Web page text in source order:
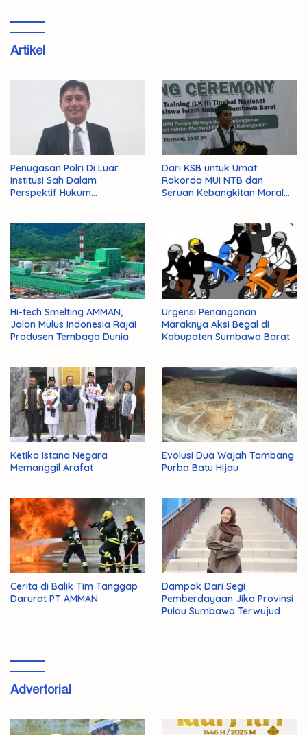
Artikel
Penugasan Polri Di Luar
Institusi Sah Dalam
Perspektif Hukum
Dari KSB untuk Umat:
Rakorda MUI NTB dan
Seruan Kebangkitan Moral
Hi-tech Smelting AMMAN,
Jalan Mulus Indonesia Rajai
Produsen Tembaga Dunia
Urgensi Penanganan
Maraknya Aksi Begal di
Kabupaten Sumbawa Barat
Ketika Istana Negara
Memanggil Arafat
Evolusi Dua Wajah Tambang
Purba Batu Hijau
Cerita di Balik Tim Tanggap
Darurat PT AMMAN
Dampak Dari Segi
Pemberdayaan Jika Provinsi
Pulau Sumbawa Terwujud
Advertorial